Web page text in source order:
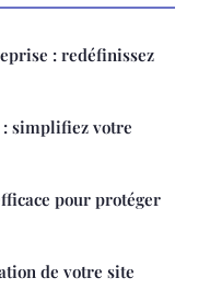
: redéfinissez
: simplifiez votre
pour protéger
de votre site